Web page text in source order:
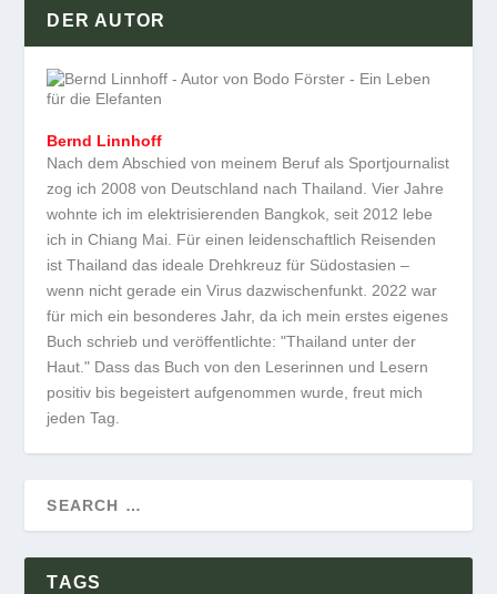
DER AUTOR
Bernd Linnhoff
Nach dem Abschied von meinem Beruf als Sportjournalist
zog ich 2008 von Deutschland nach Thailand. Vier Jahre
wohnte ich im elektrisierenden Bangkok, seit 2012 lebe
ich in Chiang Mai. Für einen leidenschaftlich Reisenden
ist Thailand das ideale Drehkreuz für Südostasien –
wenn nicht gerade ein Virus dazwischenfunkt. 2022 war
für mich ein besonderes Jahr, da ich mein erstes eigenes
Buch schrieb und veröffentlichte: "Thailand unter der
Haut." Dass das Buch von den Leserinnen und Lesern
positiv bis begeistert aufgenommen wurde, freut mich
jeden Tag.
TAGS